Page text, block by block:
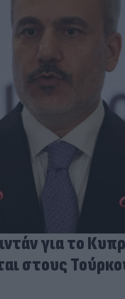
για το
στους